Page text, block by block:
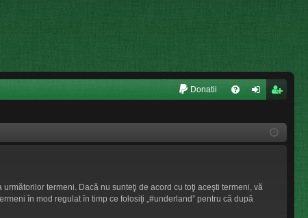
Donatii
re
eg
următorilor termeni. Dacă nu sunteţi de acord cu toţi aceşti termeni, vă
în mod regulat în timp ce folosiţi „#underland” pentru că după